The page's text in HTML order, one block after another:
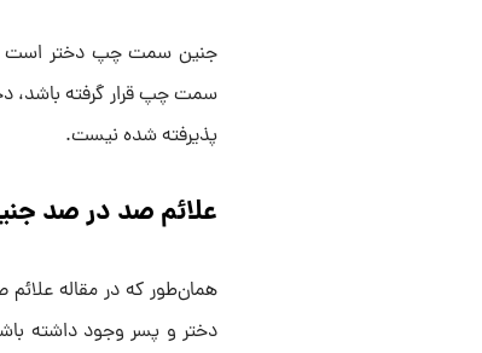
جنین سمت چپ دختر است یا
سمت چپ قرار گرفته باشد،
پذیرفته شده نیست.
علائم صد در صد
همان‌طور که در مقاله
دختر و پسر وجود داشته